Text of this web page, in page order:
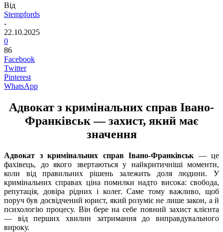
Від
Stempfords
-
22.10.2025
0
86
Facebook
Twitter
Pinterest
WhatsApp
Адвокат з кримінальних справ Івано-
Франківськ — захист, який має
значення
Адвокат з кримінальних справ Івано-Франківськ — це
фахівець, до якого звертаються у найкритичніші моменти,
коли від правильних рішень залежить доля людини. У
кримінальних справах ціна помилки надто висока: свобода,
репутація, довіра рідних і колег. Саме тому важливо, щоб
поруч був досвідчений юрист, який розуміє не лише закон, а й
психологію процесу. Він бере на себе повний захист клієнта
— від перших хвилин затримання до виправдувального
вироку.